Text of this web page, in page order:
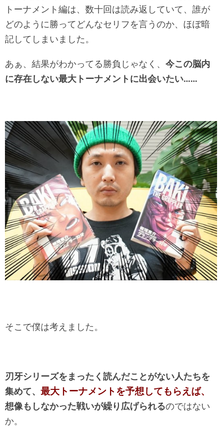
トーナメント編は、数十回は読み返していて、誰が
どのように勝ってどんなセリフを言うのか、ほぼ暗
記してしまいました。
あぁ、結果がわかってる勝負じゃなく、 今この脳内
に存在しない最大トーナメントに出会いたい……
そこで僕は考えました。
刃牙シリーズをまったく読んだことがない人たちを
集めて、 最大トーナメントを予想してもらえば、
想像もしなかった戦いが繰り広げられるのではない
か。